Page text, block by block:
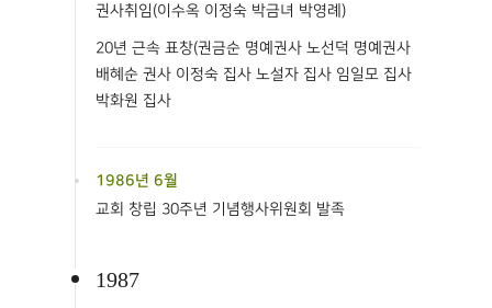
권사취임(이수옥 이정숙 박금녀 박영례)
20년 근속 표창(권금순 명예권사 노선덕 명예권사
배혜순 권사 이정숙 집사 노설자 집사 임일모 집사
박화원 집사
1986년 6월
교회 창립 30주년 기념행사위원회 발족
1987